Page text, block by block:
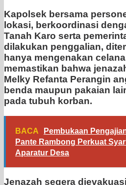
Kapolsek bersama
lokasi, berkoordinasi
Tanah Karo serta
dilakukan penggalian,
hanya mengenakan
memastikan bahwa
Melky Refanta Perangin
benda maupun pakaian
pada tubuh korban.
BACA
Pembukaan
Pante Rambong Perkuat
Aparatur Desa
Jenazah segera